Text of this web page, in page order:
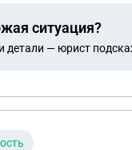
ситуация?
детали — юрист